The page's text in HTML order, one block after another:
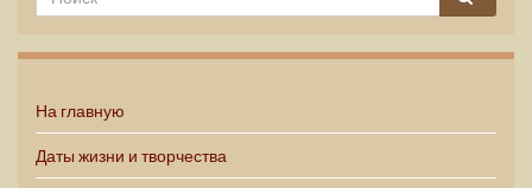
На главную
Даты жизни и творчества